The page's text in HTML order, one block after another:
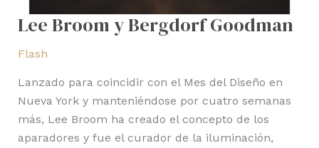
Lee Broom y Bergdorf Goodman
Flash
Lanzado para coincidir con el Mes del Diseño en
Nueva York y manteniéndose por cuatro semanas
más, Lee Broom ha creado el concepto de los
aparadores y fue el curador de la iluminación,